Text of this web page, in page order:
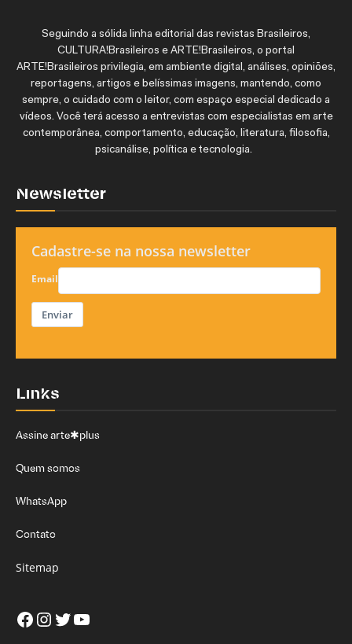
Seguindo a sólida linha editorial das revistas Brasileiros,
CULTURA!Brasileiros e ARTE!Brasileiros, o portal
ARTE!Brasileiros privilegia, em ambiente digital, análises, opiniões,
reportagens, artigos e belíssimas imagens, mantendo, como
sempre, o cuidado com o leitor, com espaço especial dedicado a
vídeos. Você terá acesso a entrevistas com especialistas em arte
contemporânea, comportamento, educação, literatura, filosofia,
psicanálise, política e tecnologia.
Newsletter
Cadastre-se na nossa newsletter
Email
Enviar
Links
Assine arte✱plus
Quem somos
WhatsApp
Contato
Sitemap
Facebook
Instagram
Twitter
Youtube